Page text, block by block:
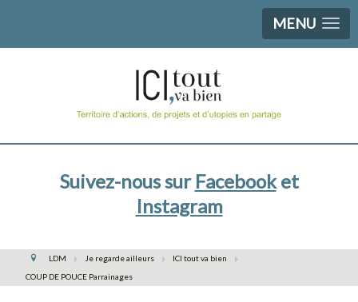
MENU
Suivez-nous sur Facebooket
Instagram
LDM Je regarde ailleurs
ICI tout va bien
COUP DE POUCE Parrainages